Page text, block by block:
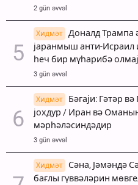
2 gün əvvəl
Хидмәт
Доналд Трампа
јаранмыш анти-Исраил
һеч бир мүһарибә
3 gün əvvəl
Хидмәт
Бәгаји: Гәтәр
јохдур / Иран вә
мәрһәләсиндәдир
3 gün əvvəl
Хидмәт
Сәна, Јәмәндә
бағлы гүввәләрин